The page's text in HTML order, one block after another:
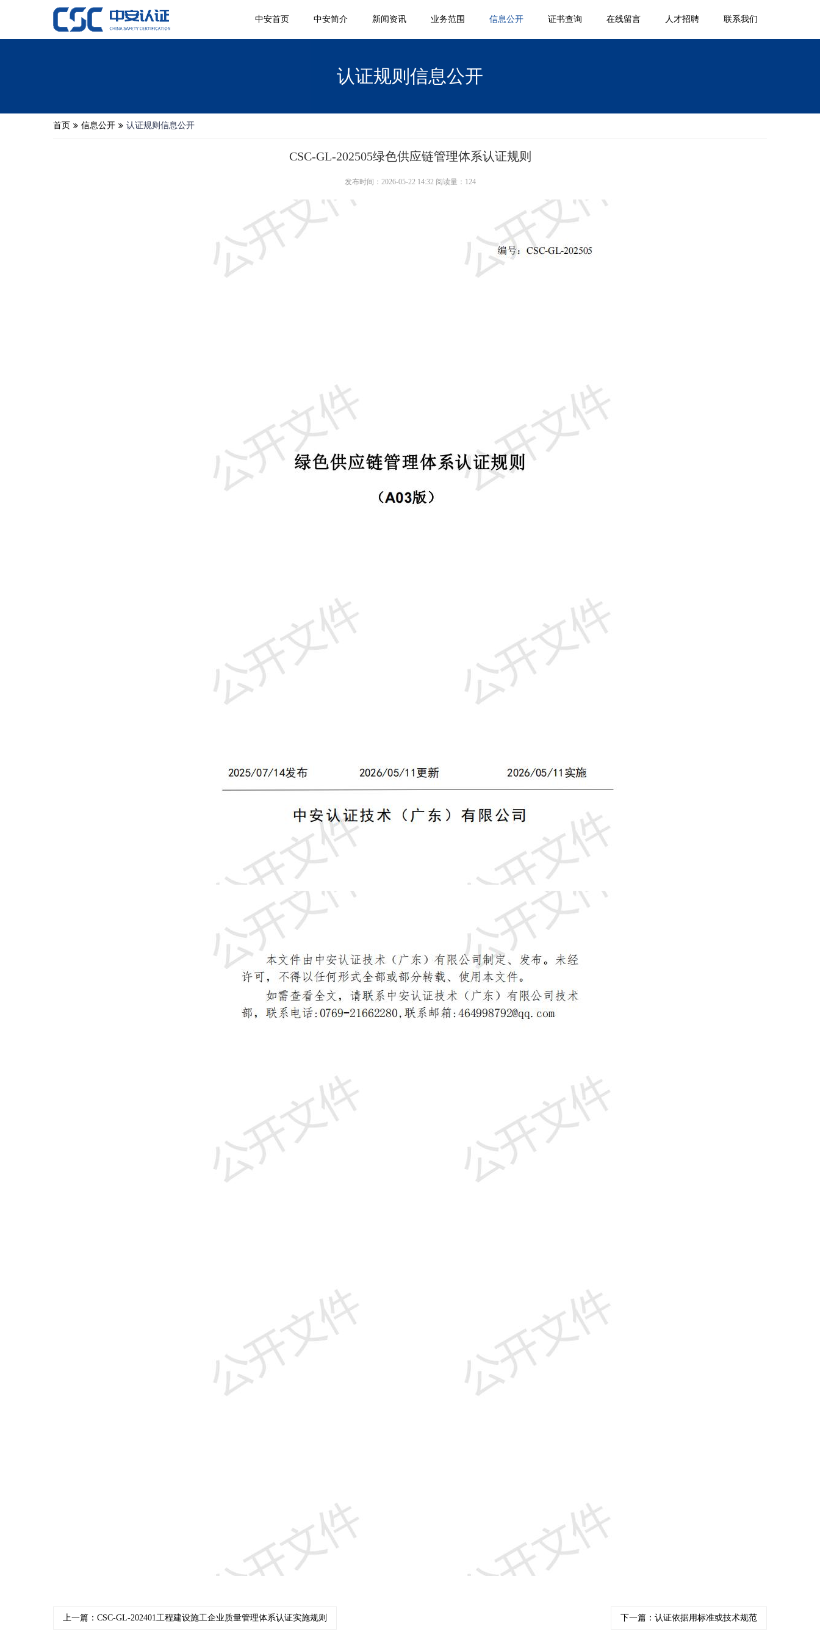
中安首页 中安简介 新闻资讯 业务范围 信息公开 证书查询 在线留言 人才招聘 联系我们
认证规则信息公开
首页 信息公开 认证规则信息公开
CSC-GL-202505绿色供应链管理体系认证规则
发布时间：2026-05-22 14:32 阅读量：124
上一篇：CSC-GL-202401工程建设施工企业质量管理体系认证实施规则 下一篇：认证依据用标准或技术规范